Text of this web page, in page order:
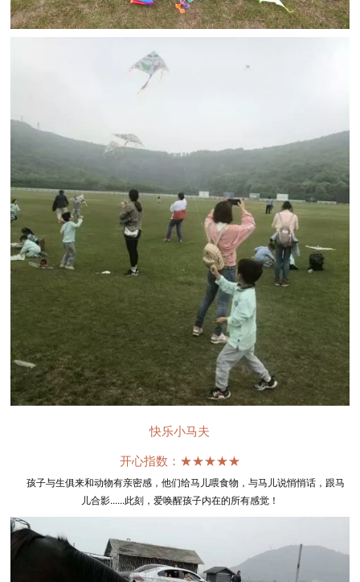
快乐小马夫
开心指数：★★★★★
孩子与生俱来和动物有亲密感，他们给马儿喂食物，与马儿说悄悄话，跟马
儿合影......此刻，爱唤醒孩子内在的所有感觉！